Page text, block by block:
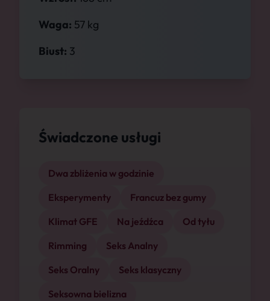
Waga: 57 kg
Biust: 3
Świadczone usługi
Dwa zbliżenia w godzinie
Eksperymenty
Francuz bez gumy
Klimat GFE
Na jeźdźca
Od tyłu
Rimming
Seks Analny
Seks Oralny
Seks klasyczny
Seksowna bielizna